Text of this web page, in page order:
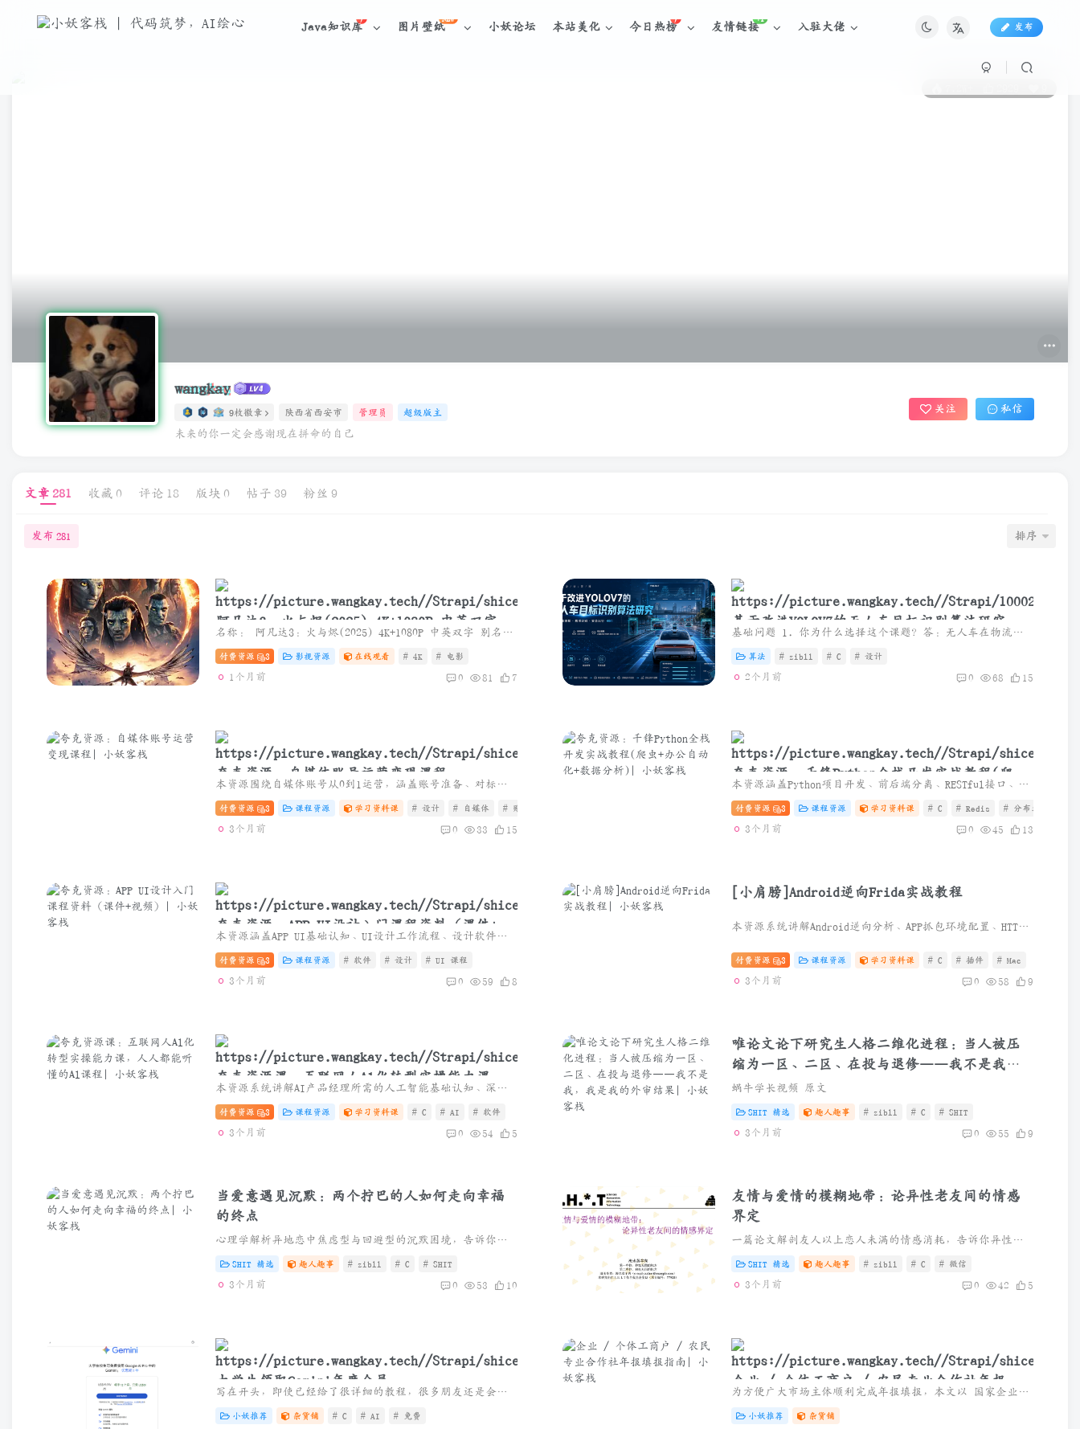
Java知识库 图片壁纸
NEW
小妖论坛 本站美化 今日热榜 友情链接
+1
入驻大佬 发布
wangkay
9枚徽章 陕西省西安市 管理员 超级版主
未来的你一定会感谢现在拼命的自己
关注 私信
文章 281 收藏 0 评论 18 版块 0 帖子 39 粉丝 9
发布 281 排序
阿凡达3：火与烬(2025) 4K+1080P 中英双字
夸克&度盘&迅雷下载
名称： 阿凡达3：火与烬(2025) 4K+1080P 中英双字 别名：阿凡达3/阿凡达：火与烬/阿凡达3：火与灰/阿凡达3：带种者/Avatar:TheSeedBearer/Avatar3 简介：影片聚焦杰克·萨利与奈蒂莉一家的命运...
付费资源 3 影视资源 在线观看 # 4K # 电影
1个月前 0 81 7
基于改进YOLOV7的无人车目标识别算法研究
（问答）
基础问题 1. 你为什么选择这个课题？答：无人车在物流配送、园区巡检和室内服务等场景中应用越来越多，而目标识别和路径规划直接影响无人车的安全性和运行效率，所以我选择该方向进行研究。 2. ...
算法 # zibll # C # 设计
2个月前 0 68 15
夸克资源：自媒体账号运营变现课程
本资源围绕自媒体账号从0到1运营，涵盖账号准备、对标账号分析、账号设计、爆款选题、封面制作、内容创作、视频剪辑、流量提升策略及商业变现方法。
付费资源 3 课程资源 学习资料课 # 设计 # 自媒体 # 账号运营
3个月前 0 33 15
夸克资源：千锋Python全栈开发实战教程(爬虫
+办公自动化+数据分析)
本资源涵盖Python项目开发、前后端分离、RESTful接口、Django实战、缓存日志、Celery异步任务、Nginx部署、爬虫、机器学习算法与人脸识别等内容，适合Python全栈进阶学习。
付费资源 3 课程资源 学习资料课 # C # Redis # 分布式
3个月前 0 45 13
夸克资源：APP UI设计入门课程资料（课件+视
频）
本资源涵盖APP UI基础认知、UI设计工作流程、设计软件、iOS系统规范、色彩配色、交互设计原则、用户体验五要素及动效基础，适合UI设计初学者系统入门学习。
付费资源 3 课程资源 # 软件 # 设计 # UI 课程
3个月前 0 59 8
[小肩膀]Android逆向Frida实战教程
本资源系统讲解Android逆向分析、APP抓包环境配置、HTTP协议分析、Frida Hook实战、类方法定位、构造函数Hook及协议登录还原等核心内容，适合移动安全与逆向学习。
付费资源 3 课程资源 学习资料课 # C # 插件 # Mac
3个月前 0 58 9
夸克资源课：互联网人Al化转型实操能力课，
人人都能听懂的Al课程
本资源系统讲解AI产品经理所需的人工智能基础认知、深度学习算法、AI项目0-1落地方法、业务增长实践及AIGC应用案例，适合产品经理转型与进阶学习。
付费资源 3 课程资源 学习资料课 # C # AI # 软件
3个月前 0 54 5
唯论文论下研究生人格二维化进程：当人被压
缩为一区、二区、在投与退修——我不是我，
我是我的外审结果
蜗牛学长视频 原文
SHIT 精选 趣人趣事 # zibll # C # SHIT
3个月前 0 55 9
当爱意遇见沉默：两个拧巴的人如何走向幸福
的终点
心理学解析异地恋中焦虑型与回避型的沉默困境，告诉你情感账户如何透支，以及为什么沉默在亲密关系里是刀不是金。
SHIT 精选 趣人趣事 # zibll # C # SHIT
3个月前 0 53 10
友情与爱情的模糊地带：论异性老友间的情感
界定
一篇论文解剖友人以上恋人未满的情感消耗，告诉你异性纯友谊的真相。如果真的喜欢就去争取，如果没结果请放过自己，别忘了爱自己。
SHIT 精选 趣人趣事 # zibll # C # 微信
3个月前 0 42 5
大学生领取Gemini年度会员
写在开头，即使已经给了很详细的教程，很多朋友还是会遇到这样或者那样的问题，建议浏览器开无痕模式重新按照教程走一遍，其次是看评论区大佬们的回答，最后实在解决不了的话建议直接上海鲜市场...
小妖推荐 杂货铺 # C # AI # 免费
企业 / 个体工商户 / 农民专业合作社年报填
报指南
为方便广大市场主体顺利完成年报填报，本文以 国家企业信用信息公示系统（黑龙江） 为例，整理了完整填报流程及操作说明，通过电脑或手机即可轻松完成。
小妖推荐 杂货铺